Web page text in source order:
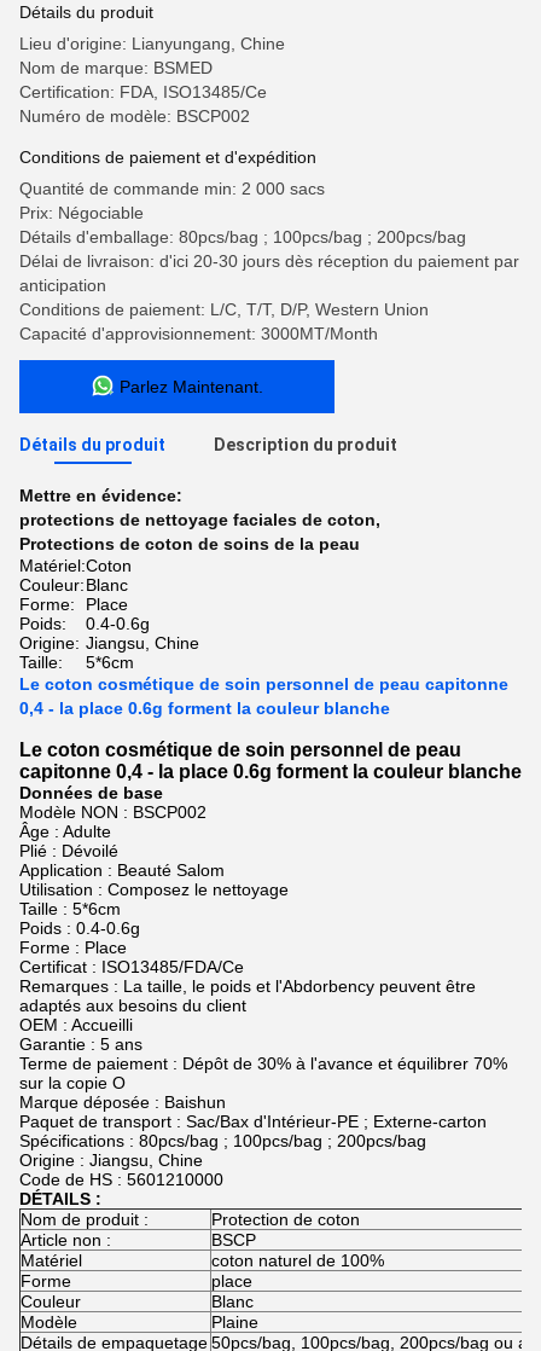
Détails du produit
Lieu d'origine: Lianyungang, Chine
Nom de marque: BSMED
Certification: FDA, ISO13485/Ce
Numéro de modèle: BSCP002
Conditions de paiement et d'expédition
Quantité de commande min: 2 000 sacs
Prix: Négociable
Détails d'emballage: 80pcs/bag ; 100pcs/bag ; 200pcs/bag
Délai de livraison: d'ici 20-30 jours dès réception du paiement par
anticipation
Conditions de paiement: L/C, T/T, D/P, Western Union
Capacité d'approvisionnement: 3000MT/Month
Parlez Maintenant.
Détails du produit Description du produit
Mettre en évidence:
protections de nettoyage faciales de coton,
Protections de coton de soins de la peau
Matériel:Coton
Couleur:Blanc
Forme:
Place
Poids:
0.4-0.6g
Origine: Jiangsu, Chine
Taille:
5*6cm
Le coton cosmétique de soin personnel de peau capitonne
0,4 - la place 0.6g forment la couleur blanche
Le coton cosmétique de soin personnel de peau
capitonne 0,4 - la place 0.6g forment la couleur blanche
Données de base
Modèle NON : BSCP002
Âge : Adulte
Plié : Dévoilé
Application : Beauté Salom
Utilisation : Composez le nettoyage
Taille : 5*6cm
Poids : 0.4-0.6g
Forme : Place
Certificat : ISO13485/FDA/Ce
Remarques : La taille, le poids et l'Abdorbency peuvent être
adaptés aux besoins du client
OEM : Accueilli
Garantie : 5 ans
Terme de paiement : Dépôt de 30% à l'avance et équilibrer 70%
sur la copie O
Marque déposée : Baishun
Paquet de transport : Sac/Bax d'Intérieur-PE ; Externe-carton
Spécifications : 80pcs/bag ; 100pcs/bag ; 200pcs/bag
Origine : Jiangsu, Chine
Code de HS : 5601210000
DÉTAILS :
Nom de produit :
Protection de coton
Article non :
BSCP
Matériel
coton naturel de 100%
Forme
place
Couleur
Blanc
Modèle
Plaine
Détails de empaquetage50pcs/bag, 100pcs/bag, 200pcs/bag ou